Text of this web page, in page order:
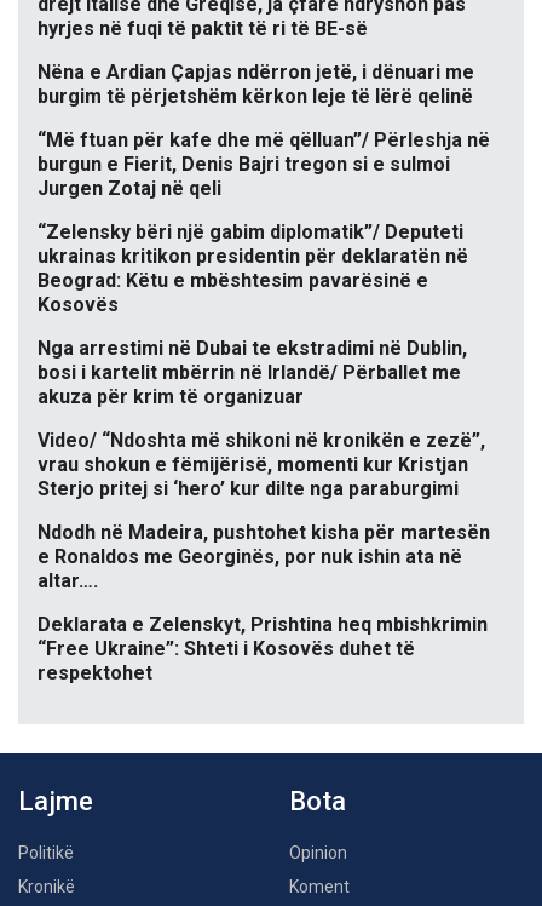
hyrjes në fuqi të paktit të ri të BE-së
Nëna e Ardian Çapjas ndërron jetë, i dënuari me
burgim të përjetshëm kërkon leje të lërë qelinë
“Më ftuan për kafe dhe më qëlluan”/ Përleshja në
burgun e Fierit, Denis Bajri tregon si e sulmoi
Jurgen Zotaj në qeli
“Zelensky bëri një gabim diplomatik”/ Deputeti
ukrainas kritikon presidentin për deklaratën në
Beograd: Këtu e mbështesim pavarësinë e
Kosovës
Nga arrestimi në Dubai te ekstradimi në Dublin,
bosi i kartelit mbërrin në Irlandë/ Përballet me
akuza për krim të organizuar
Video/ “Ndoshta më shikoni në kronikën e zezë”,
vrau shokun e fëmijërisë, momenti kur Kristjan
Sterjo pritej si ‘hero’ kur dilte nga paraburgimi
Ndodh në Madeira, pushtohet kisha për martesën
e Ronaldos me Georginës, por nuk ishin ata në
altar….
Deklarata e Zelenskyt, Prishtina heq mbishkrimin
“Free Ukraine”: Shteti i Kosovës duhet të
respektohet
Lajme
Politikë
Kronikë
Bota
Opinion
Koment